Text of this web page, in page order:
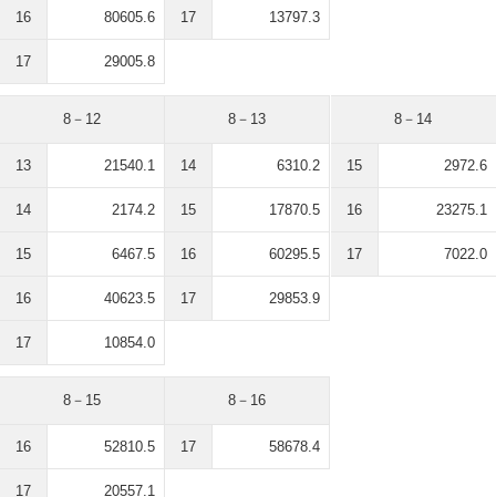
16 80605.6
17 29005.8
17 13797.3
8－12
13 21540.1
14 2174.2
15 6467.5
16 40623.5
17 10854.0
8－13
14 6310.2
15 17870.5
16 60295.5
17 29853.9
8－14
15 2972.6
16 23275.1
17 7022.0
8－15
16 52810.5
17 20557.1
8－16
17 58678.4